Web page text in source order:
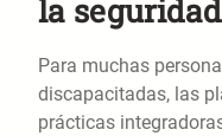
la
Para muchas
discapacitadas, las
prácticas